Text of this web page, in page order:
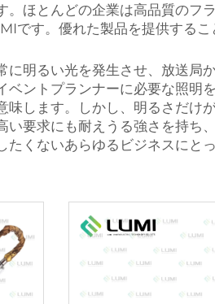
。ほとんどの企業は高品質の
です。優れた製品を提供する
に明るい光を発生させ、放送
ントプランナーに必要な照明
味します。しかし、明るさだ
い要求にも耐えうる強さを持
くないあらゆるビジネスに